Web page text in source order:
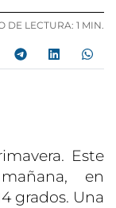
DE LECTURA: 1 MIN.
Este
en
grados. Una